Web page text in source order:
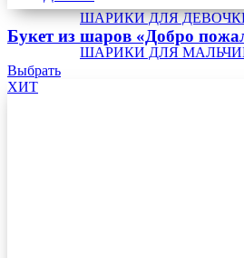
ШАРИКИ ДЛЯ
ШАРИКИ ДЛЯ
Букет из шаров «Добро
Выбрать
ХИТ